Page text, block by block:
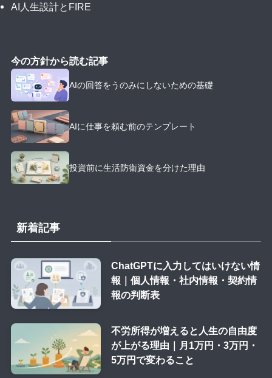
AI人生設計とFIRE
今の方針から読む記事
AIの回答をうのみにしないための基礎
AIに仕事を頼む前のテンプレート
投資前に生活防衛資金を分けた理由
新着記事
ChatGPTに入力してはいけない情
報｜個人情報・社内情報・契約情
報の判断表
不労所得が増えると人生の自由度
が上がる理由｜月1万円・3万円・
5万円で変わること